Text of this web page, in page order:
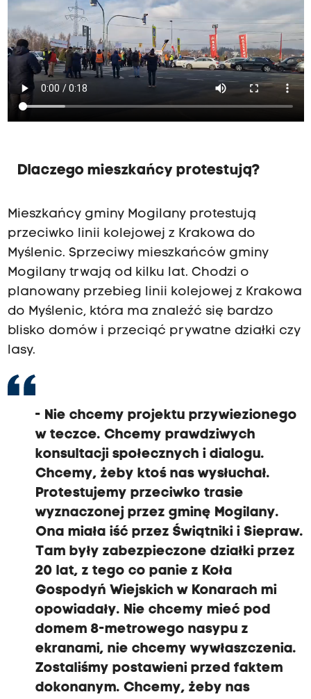
Dlaczego mieszkańcy protestują?
Mieszkańcy gminy Mogilany protestują
przeciwko linii kolejowej z Krakowa do
Myślenic. Sprzeciwy mieszkańców gminy
Mogilany trwają od kilku lat. Chodzi o
planowany przebieg linii kolejowej z Krakowa
do Myślenic, która ma znaleźć się bardzo
blisko domów i przeciąć prywatne działki czy
lasy.
- Nie chcemy projektu przywiezionego
w teczce. Chcemy prawdziwych
konsultacji społecznych i dialogu.
Chcemy, żeby ktoś nas wysłuchał.
Protestujemy przeciwko trasie
wyznaczonej przez gminę Mogilany.
Ona miała iść przez Świątniki i Siepraw.
Tam były zabezpieczone działki przez
20 lat, z tego co panie z Koła
Gospodyń Wiejskich w Konarach mi
opowiadały. Nie chcemy mieć pod
domem 8-metrowego nasypu z
ekranami, nie chcemy wywłaszczenia.
Zostaliśmy postawieni przed faktem
dokonanym. Chcemy, żeby nas